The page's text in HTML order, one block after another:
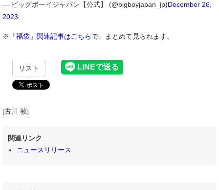
— ビッグボーイジャパン【公式】 (@bigboyjapan_jp)December 26,
2023
※ 「福袋」関連記事はこちらで、まとめて見られます。
リスト
[古川 敦]
関連リンク
ニュースリリース